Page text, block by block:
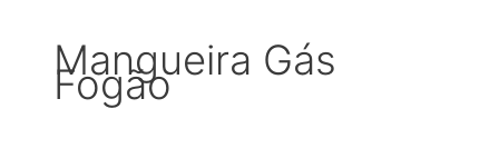
Mangueira Gás
Fogão